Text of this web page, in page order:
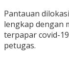
Pantauan
lengkap dengan
terpapar covid-
petugas.